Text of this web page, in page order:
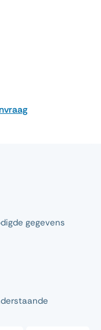
gegevens